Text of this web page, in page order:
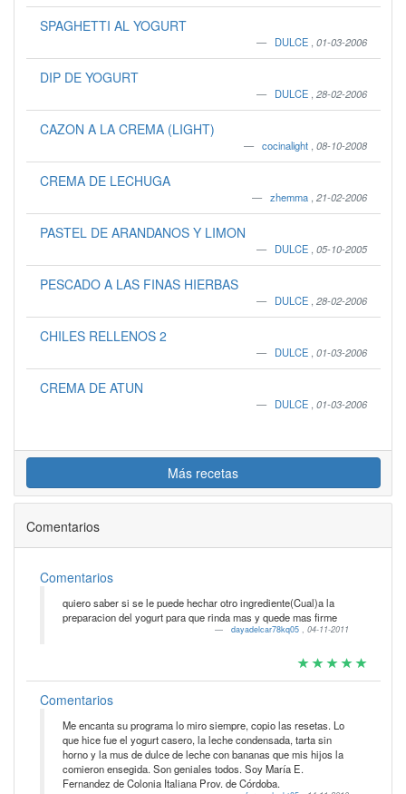
SPAGHETTI AL YOGURT
DULCE 01-03-2006
DIP DE YOGURT
DULCE 28-02-2006
CAZON A LA CREMA (LIGHT)
cocinalight 08-10-2008
CREMA DE LECHUGA
zhemma 21-02-2006
PASTEL DE ARANDANOS Y LIMON
DULCE 05-10-2005
PESCADO A LAS FINAS HIERBAS
DULCE 28-02-2006
CHILES RELLENOS 2
DULCE 01-03-2006
CREMA DE ATUN
DULCE 01-03-2006
Más recetas
Comentarios
Comentarios
quiero saber si se le puede hechar otro ingrediente(Cual)a la
preparacion del yogurt para que rinda mas y quede mas firme
dayadelcar78kq05 , 04-11-2011
Comentarios
Me encanta su programa lo miro siempre, copio las resetas. Lo
que hice fue el yogurt casero, la leche condensada, tarta sin
horno y la mus de dulce de leche con bananas que mis hijos la
comieron ensegida. Son geniales todos. Soy María E.
Fernandez de Colonia Italiana Prov. de Córdoba.